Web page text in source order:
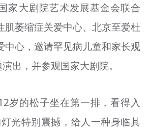
家大剧院艺术发展基金会联合
肌萎缩症关爱中心、北京至爱杜
中心，邀请罕见病儿童和家长观
出，并参观国家大剧院。
岁的松子坐在第一排，看得入
光特别震撼，给人一种身临其